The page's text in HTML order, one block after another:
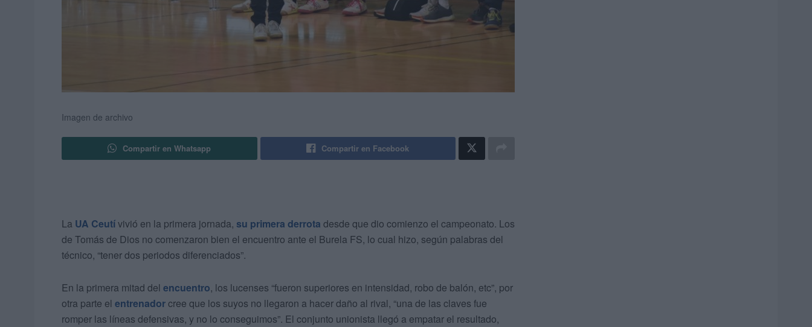
Imagen de archivo
Compartir en Whatsapp Compartir en Facebook
La UA Ceutívivió en la primera jornada, su primera derrota desde que dio comienzo el campeonato. Los
de Tomás de Dios no comenzaron bien el encuentro ante el Burela FS, lo cual hizo, según palabras del
técnico, “tener dos periodos diferenciados”.
En la primera mitad del encuentro, los lucenses “fueron superiores en intensidad, robo de balón, etc”, por
otra parte el entrenadorcree que los suyos no llegaron a hacer daño al rival, “una de las claves fue
romper las líneas defensivas, y no lo conseguimos”. El conjunto unionista llegó a empatar el resultado,